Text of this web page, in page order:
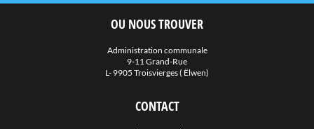
OU NOUS TROUVER
Administration communale
9-11 Grand-Rue
L- 9905 Troisvierges ( Ëlwen)
CONTACT